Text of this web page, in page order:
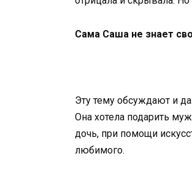
Сама Саша не знает
Эту тему обсуждают и
Она хотела подарить
дочь, при помощи
любимого.